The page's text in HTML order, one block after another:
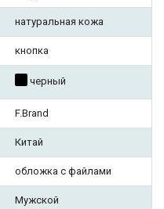
натуральная кожа
кнопка
черный
F.Brand
Китай
обложка с файлами
Мужской